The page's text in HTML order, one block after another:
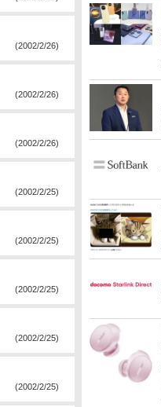
(2002/2/26)
(2002/2/26)
(2002/2/26)
(2002/2/25)
(2002/2/25)
(2002/2/25)
(2002/2/25)
(2002/2/25)